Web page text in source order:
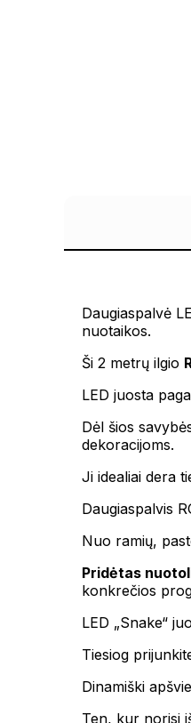
Daugiaspalvė
nuotaikos.
Ši 2 metrų ilgio
LED juosta
Dėl šios
dekoracijoms.
Ji idealiai dera
Daugiaspalvis
Nuo ramių,
Pridėtas
konkrečios
LED „Snake“
Tiesiog
Dinamiški
Ten, kur norisi